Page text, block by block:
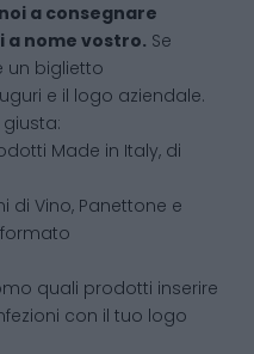
a consegnare
nome vostro. Se
un biglietto
e il logo aziendale.
Made in Italy, di
di Vino, Panettone e
quali prodotti inserire
con il tuo logo